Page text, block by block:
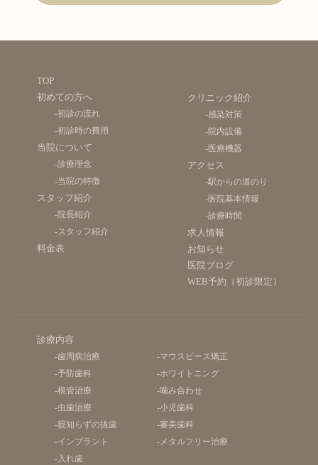
TOP
初めての方へ
-初診の流れ
-初診時の費用
当院について
-診療理念
-当院の特徴
スタッフ紹介
-院長紹介
-スタッフ紹介
料金表
クリニック紹介
-感染対策
-院内設備
-医療機器
アクセス
-駅からの道のり
-医院基本情報
-診療時間
求人情報
お知らせ
医院ブログ
WEB予約（初診限定）
診療内容
-歯周病治療
-予防歯科
-根管治療
-虫歯治療
-親知らずの抜歯
-インプラント
-入れ歯
-マウスピース矯正
-ホワイトニング
-噛み合わせ
-小児歯科
-審美歯科
-メタルフリー治療